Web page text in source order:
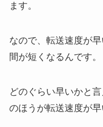
ます。
なので、転送速度が
間が短くなるんです。
どのぐらい早いかと
のほうが転送速度が早